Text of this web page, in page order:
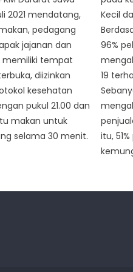
2021 mendatang,
pedagang
jajanan dan
memiliki tempat
diizinkan
kesehatan
pukul 21.00 dan
makan untuk
selama 30 menit.
Kecil
96%
19
itu,